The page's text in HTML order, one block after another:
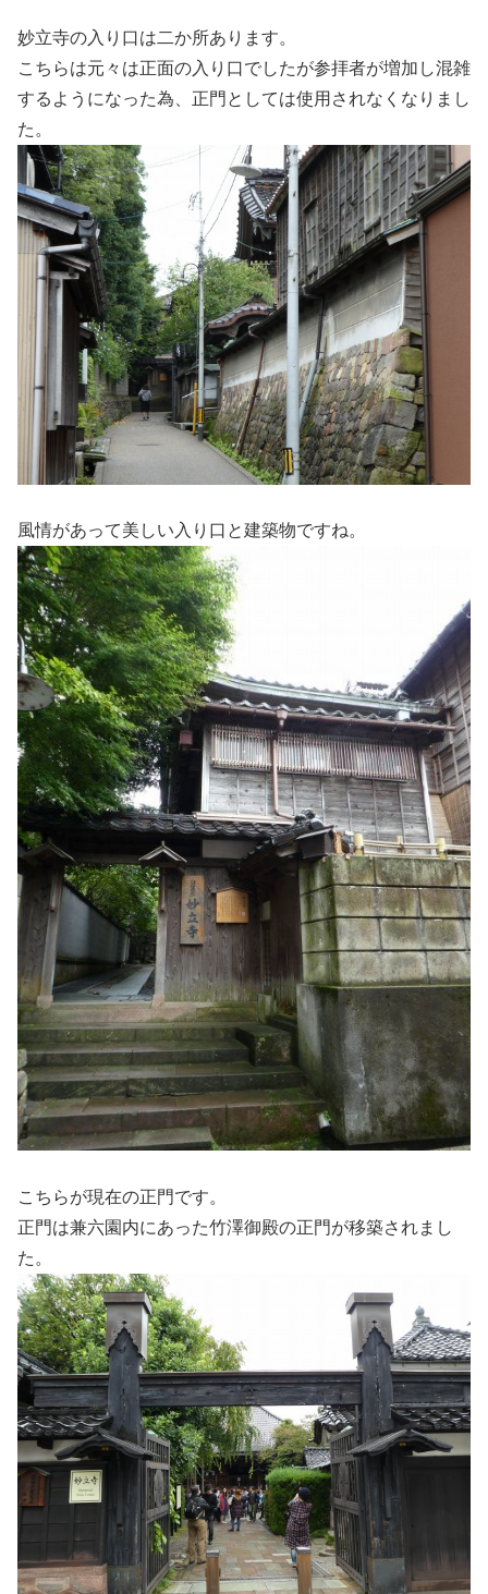
妙立寺の入り口は二か所あります。
こちらは元々は正面の入り口でしたが参拝者が増加し混雑
するようになった為、正門としては使用されなくなりまし
た。
風情があって美しい入り口と建築物ですね。
こちらが現在の正門です。
正門は兼六園内にあった竹澤御殿の正門が移築されまし
た。